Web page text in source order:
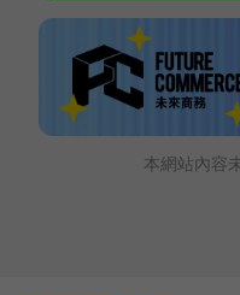
本網站內容